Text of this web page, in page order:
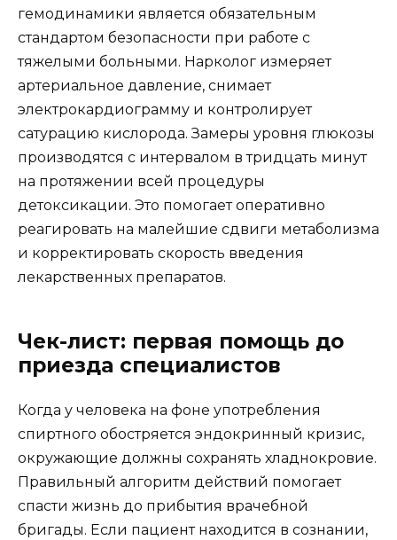
гемодинамики является обязательным
стандартом безопасности при работе с
тяжелыми больными. Нарколог измеряет
артериальное давление, снимает
электрокардиограмму и контролирует
сатурацию кислорода. Замеры уровня глюкозы
производятся с интервалом в тридцать минут
на протяжении всей процедуры
детоксикации. Это помогает оперативно
реагировать на малейшие сдвиги метаболизма
и корректировать скорость введения
лекарственных препаратов.
Чек-лист: первая помощь до
приезда специалистов
Когда у человека на фоне употребления
спиртного обостряется эндокринный кризис,
окружающие должны сохранять хладнокровие.
Правильный алгоритм действий помогает
спасти жизнь до прибытия врачебной
бригады. Если пациент находится в сознании,